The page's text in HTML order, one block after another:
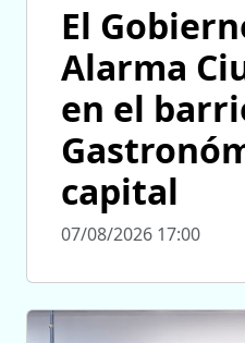
El
Alarma
en el
capital
07/08/2026 17:00